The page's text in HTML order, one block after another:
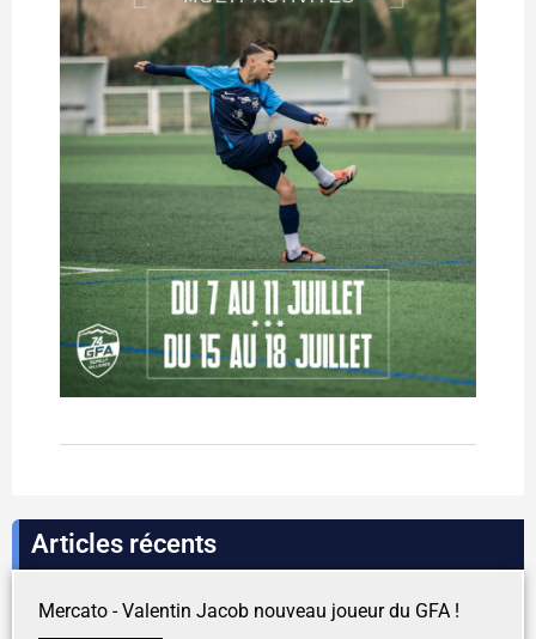
Articles récents
Mercato - Valentin Jacob nouveau joueur du GFA !